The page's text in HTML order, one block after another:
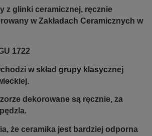
z glinki ceramicznej, ręcznie
w Zakładach Ceramicznych w
1722
w skład grupy klasycznej
dekorowane są ręcznie, za
że ceramika jest bardziej odporna